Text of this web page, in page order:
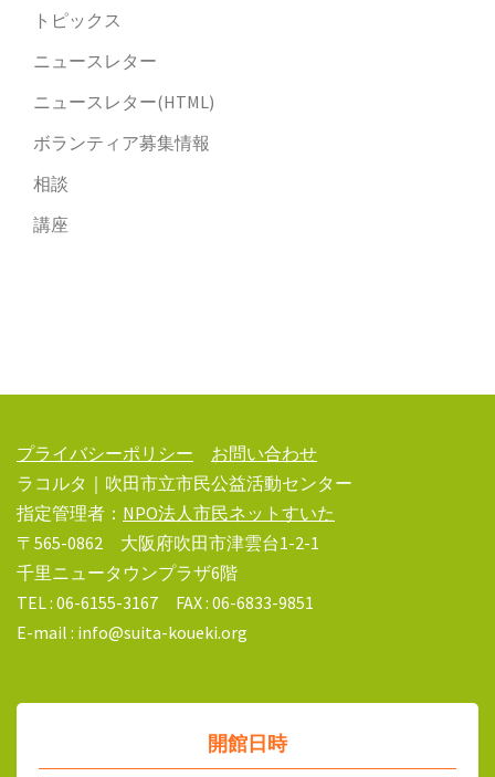
トピックス
ニュースレター
ニュースレター(HTML)
ボランティア募集情報
相談
講座
プライバシーポリシー
お問い合わせ
ラコルタ｜吹田市立市民公益活動センター
指定管理者： NPO法人市民ネットすいた
〒565-0862 大阪府吹田市津雲台1-2-1
千里ニュータウンプラザ6階
TEL : 06-6155-3167 FAX : 06-6833-9851
E-mail : info@suita-koueki.org
開館日時